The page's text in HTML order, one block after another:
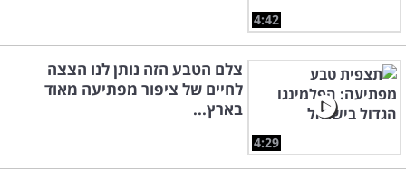
4:42
4:29
צלם הטבע הזה נותן לנו הצצה
לחיים של ציפור מפתיעה מאוד
בארץ...